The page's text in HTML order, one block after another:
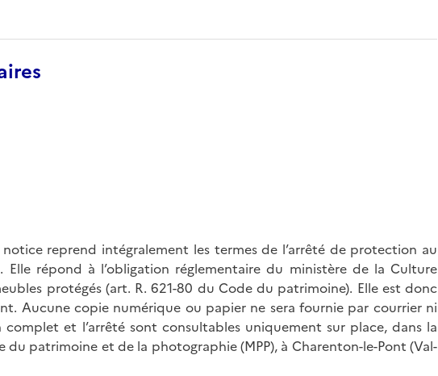
reprend intégralement les termes de l’arrêté de protection au
répond à l’obligation réglementaire du ministère de la Culture
protégés (art. R. 621-80 du Code du patrimoine). Elle est donc
Aucune copie numérique ou papier ne sera fournie par courrier ni
et l’arrêté sont consultables uniquement sur place, dans la
patrimoine et de la photographie (MPP), à Charenton-le-Pont (Val-